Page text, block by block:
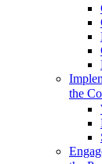
the